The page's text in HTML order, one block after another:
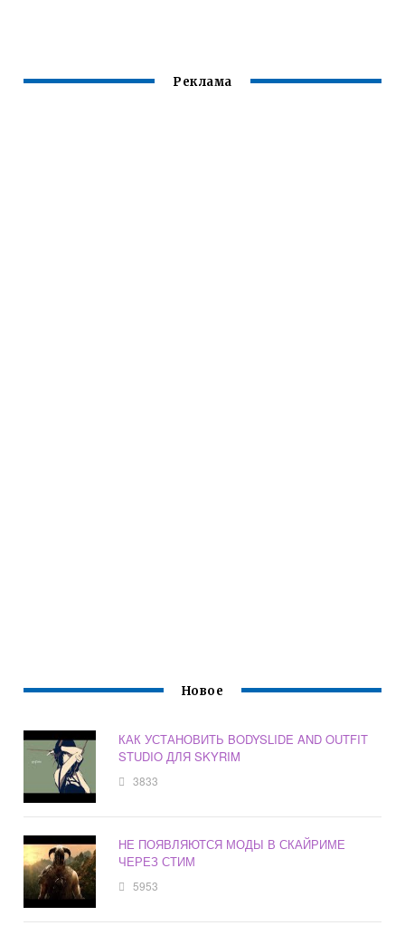
Реклама
Новое
КАК УСТАНОВИТЬ BODYSLIDE AND OUTFIT
STUDIO ДЛЯ SKYRIM
3833
НЕ ПОЯВЛЯЮТСЯ МОДЫ В СКАЙРИМЕ
ЧЕРЕЗ СТИМ
5953